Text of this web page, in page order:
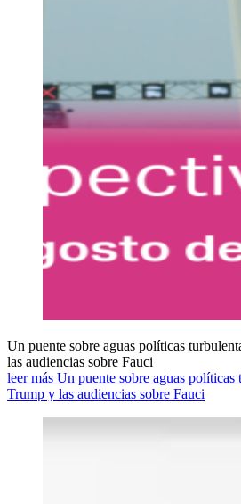
Un puente sobre aguas políticas
las audiencias sobre Fauci
leer más Un puente sobre aguas políticas
Trump y las audiencias sobre Fauci